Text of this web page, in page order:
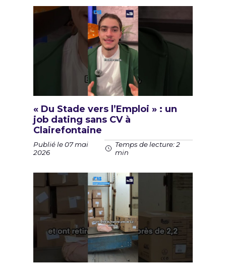
« Du Stade vers l’Emploi » : un
job dating sans CV à
Clairefontaine
Publié le 07 mai
2026
Temps de lecture: 2
min